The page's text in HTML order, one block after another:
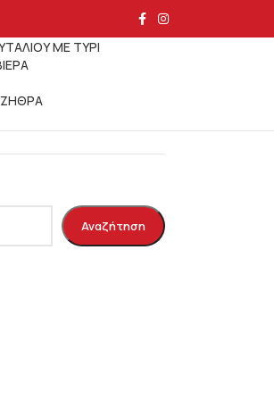
ΜΕ ΤΥΡΙ
Αναζήτηση